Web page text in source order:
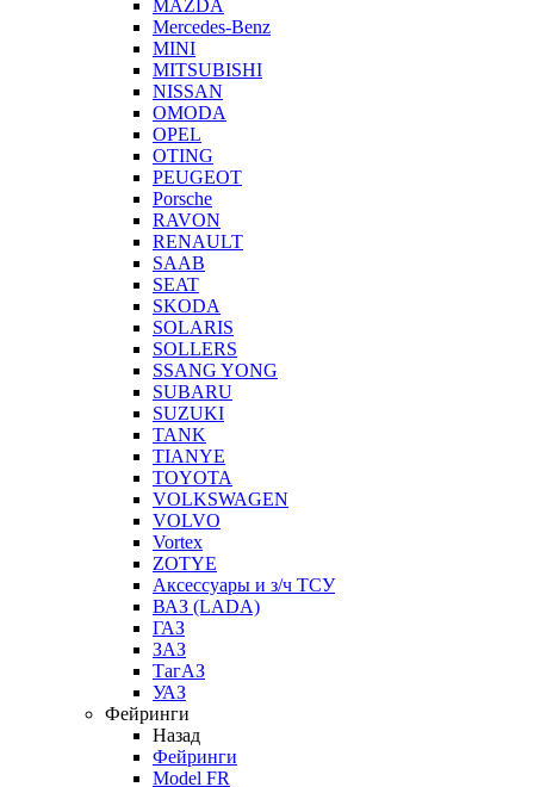
MAZDA
Mercedes-Benz
MINI
MITSUBISHI
NISSAN
OMODA
OPEL
OTING
PEUGEOT
Porsche
RAVON
RENAULT
SAAB
SEAT
SKODA
SOLARIS
SOLLERS
SSANG YONG
SUBARU
SUZUKI
TANK
TIANYE
TOYOTA
VOLKSWAGEN
VOLVO
Vortex
ZOTYE
Аксессуары и з/ч ТСУ
ВАЗ (LADA)
ГАЗ
ЗАЗ
ТагАЗ
УАЗ
Фейринги
Назад
Фейринги
Model FR